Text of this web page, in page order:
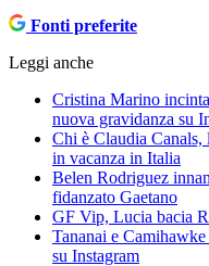
Fonti preferite
Leggi anche
Cristina Marino
nuova gravidanza su
Chi è Claudia Canals,
in vacanza in Italia
Belen Rodriguez
fidanzato Gaetano
GF Vip, Lucia bacia
Tananai e
su Instagram